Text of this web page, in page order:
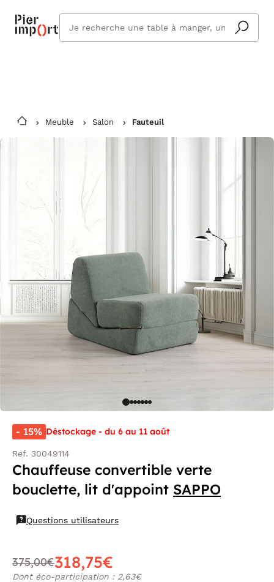
Vous êtes absent ? Pier Import s'adapte
et vous livre à votre retour.
En savoir plus
cherchez
vous ?
Meuble Salon Fauteuil
- 15% Déstockage - du 6 au 11 août
Ref. 30049114
Chauffeuse convertible verte
bouclette, lit d'appoint SAPPO
Questions utilisateurs
375,00€318,75€
Dont éco-participation : 2,63€